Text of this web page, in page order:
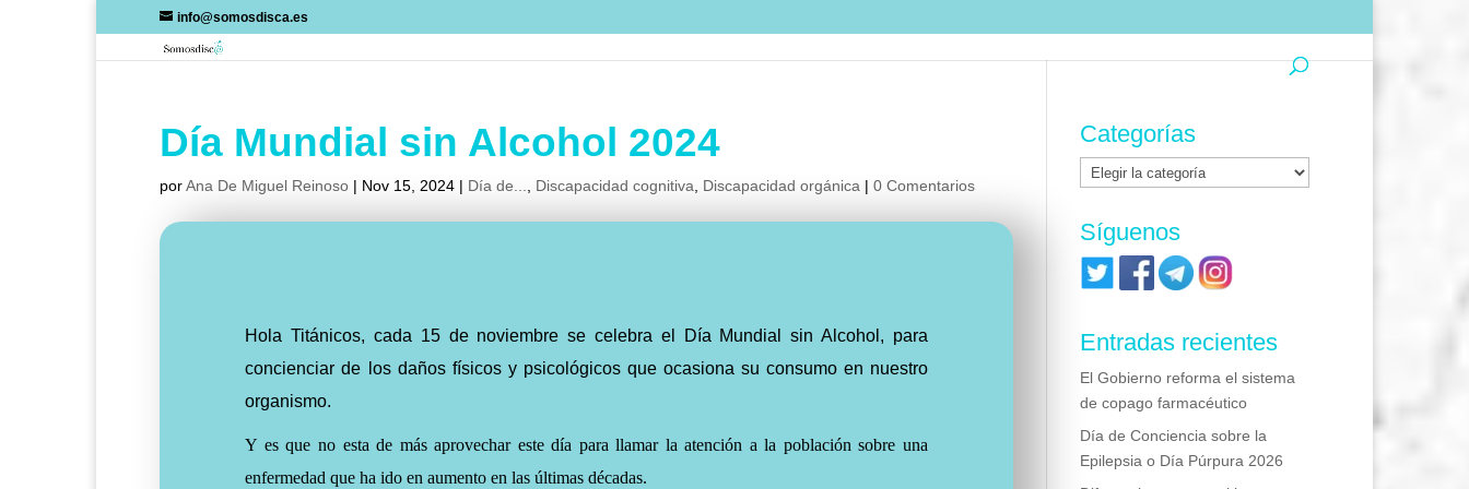
info@somosdisca.es
Día Mundial sin Alcohol 2024
porAna De Miguel Reinoso | Nov 15, 2024 | Día de... Discapacidad cognitiva Discapacidad orgánica |0 Comentarios
Hola Titánicos, cada 15 de noviembre se celebra el Día Mundial sin Alcohol, para
concienciar de los daños físicos y psicológicos que ocasiona su consumo en nuestro
organismo.
Y es que no esta de másaprovechareste día para llamar la atención a la población sobre una
enfermedad que ha ido en aumento en las últimas décadas.
Categorías
Categorías
Síguenos
Entradas recientes
El Gobierno reforma el sistema
de copago farmacéutico
Día de Conciencia sobre la
Epilepsia o Día Púrpura 2026